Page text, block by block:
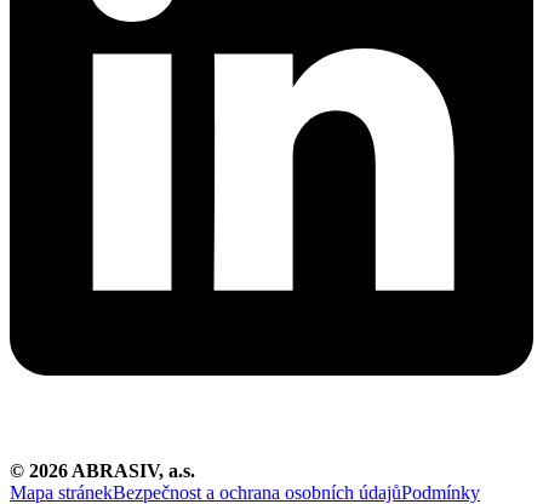
© 2026 ABRASIV, a.s.
Mapa stránekBezpečnost a ochrana osobních údajůPodmínky